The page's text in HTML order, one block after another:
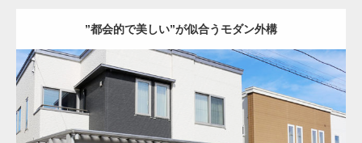
”都会的で美しい”が似合うモダン外構
セミクローズ モダン アプローチ 駐車スペース 門柱・機能門柱
カー